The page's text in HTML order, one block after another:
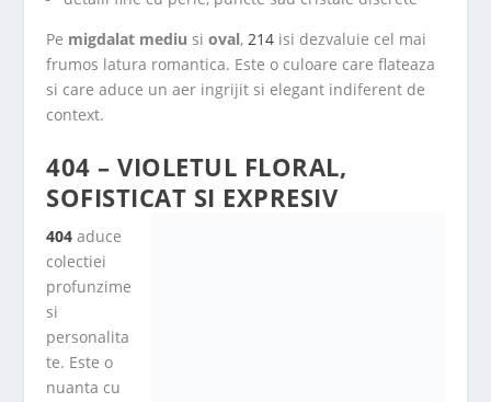
Pe migdalat mediu sioval, 214 isi dezvaluie cel mai
frumos latura romantica. Este o culoare care flateaza
si care aduce un aer ingrijit si elegant indiferent de
context.
404 – VIOLETUL FLORAL,
SOFISTICAT SI EXPRESIV
404 aduce
colectiei
profunzime
si
personalita
te. Este o
nuanta cu